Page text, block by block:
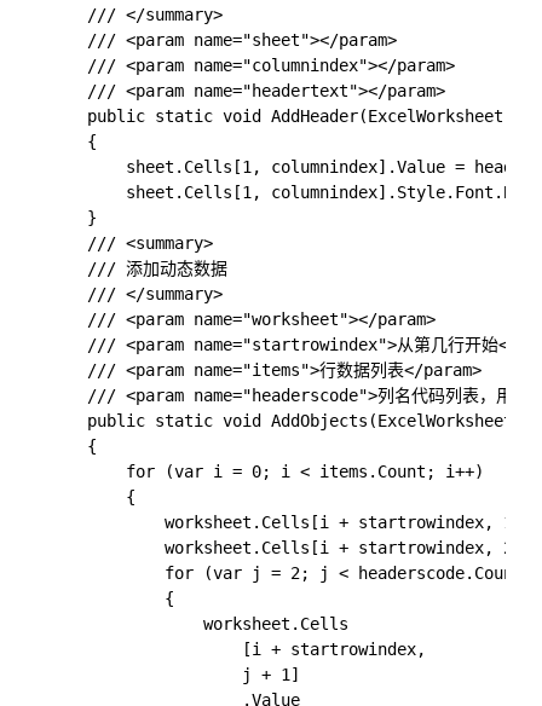
    /// </summary>
    /// <param name="sheet"></param>
    /// <param name="columnindex"></param>
    /// <param name="headertext"></param>
public static void AddHeader(ExcelWorksheet
    {
sheet.Cells[1, columnindex].Value =
sheet.Cells[1,
    }
    /// <summary>
    /// 添加动态数据
    /// </summary>
    /// <param name="worksheet"></param>
/// <param name="startrowindex">从第几行开始</
    /// <param name="items">行数据列表</param>
/// <param name="headerscode">列名代码列表，用于
public static void AddObjects(ExcelWorksheet
    {
        for (var i = 0; i < items.Count; i++)
        {
worksheet.Cells[i + startrowindex,
worksheet.Cells[i + startrowindex,
for (var j = 2; j <
            {
                worksheet.Cells
                    [i + startrowindex,
                    j + 1]
                    .Value